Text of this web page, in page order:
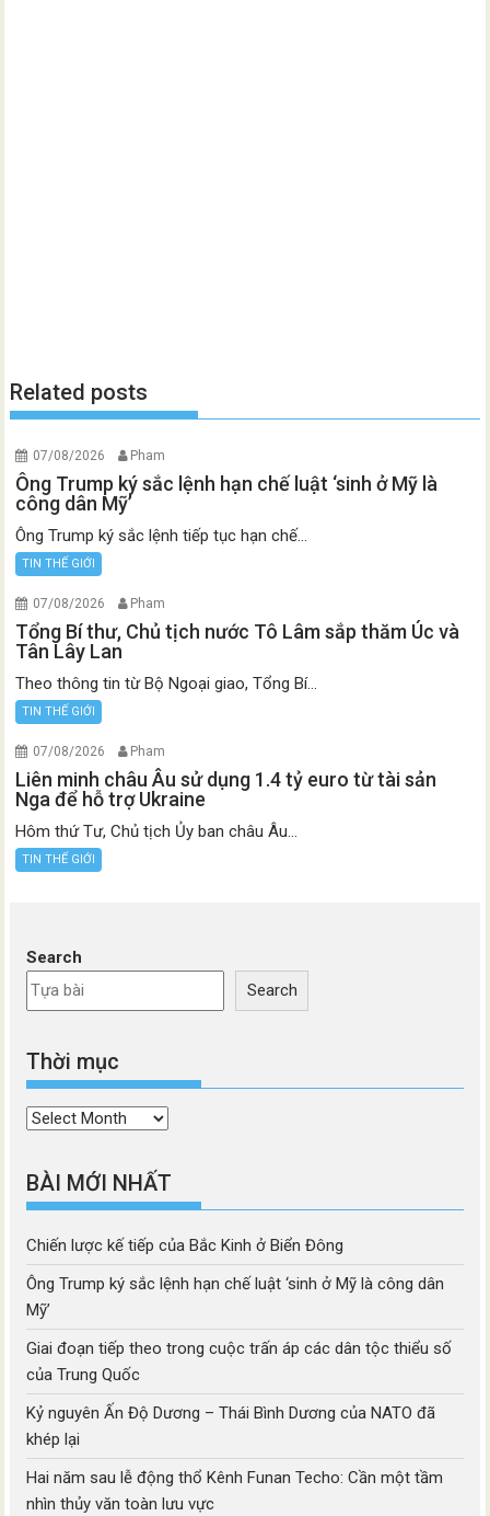
Related posts
07/08/2026 Pham
Ông Trump ký sắc lệnh hạn chế luật ‘sinh ở Mỹ là
công dân Mỹ’
Ông Trump ký sắc lệnh tiếp tục hạn chế...
TIN THẾ GIỚI
07/08/2026 Pham
Tổng Bí thư, Chủ tịch nước Tô Lâm sắp thăm Úc và
Tân Lây Lan
Theo thông tin từ Bộ Ngoại giao, Tổng Bí...
TIN THẾ GIỚI
07/08/2026 Pham
Liên minh châu Âu sử dụng 1.4 tỷ euro từ tài sản
Nga để hỗ trợ Ukraine
Hôm thứ Tư, Chủ tịch Ủy ban châu Âu...
TIN THẾ GIỚI
Search
Search
Thời mục
Thời
BÀI MỚI NHẤT
Chiến lược kế tiếp của Bắc Kinh ở Biển Đông
Ông Trump ký sắc lệnh hạn chế luật ‘sinh ở Mỹ là công dân
Mỹ’
Giai đoạn tiếp theo trong cuộc trấn áp các dân tộc thiểu số
của Trung Quốc
Kỷ nguyên Ấn Độ Dương – Thái Bình Dương của NATO đã
khép lại
Hai năm sau lễ động thổ Kênh Funan Techo: Cần một tầm
nhìn thủy văn toàn lưu vực